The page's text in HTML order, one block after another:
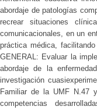
abordaje de patologías
recrear situaciones
comunicacionales, en un
práctica médica,
GENERAL: Evaluar la
abordaje de la
investigación
Familiar de la UMF N.47
competencias